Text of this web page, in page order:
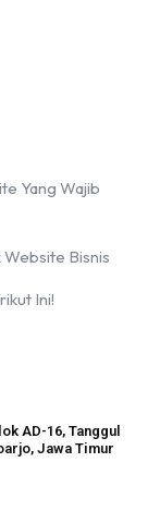
Yang Wajib
Bisnis
Ini!
AD-16, Tanggul
Jawa Timur